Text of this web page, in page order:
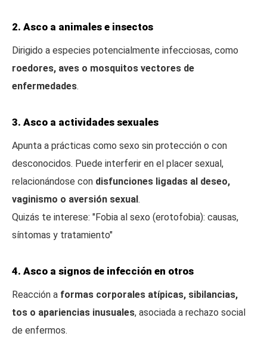
2. Asco a animales e insectos
Dirigido a especies potencialmente infecciosas, como
roedores, aves o mosquitos vectores de
enfermedades.
3. Asco a actividades sexuales
Apunta a prácticas como sexo sin protección o con
desconocidos. Puede interferir en el placer sexual,
relacionándose con disfunciones ligadas al deseo,
vaginismo o aversión sexual.
Quizás te interese: "Fobia al sexo (erotofobia): causas,
síntomas y tratamiento"
4. Asco a signos de infección en otros
Reacción a formas corporales atípicas, sibilancias,
tos o apariencias inusuales, asociada a rechazo social
de enfermos.